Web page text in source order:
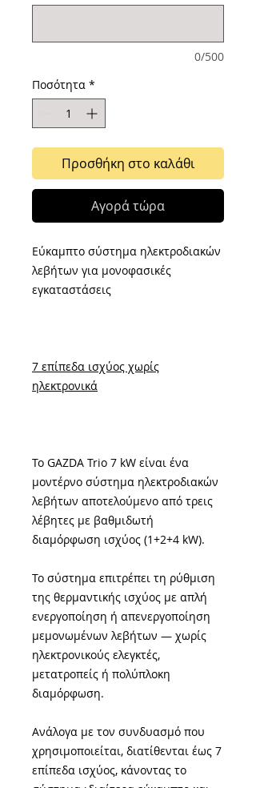
0/500
Ποσότητα *
Προσθήκη στο καλάθι
Αγορά τώρα
Εύκαμπτο σύστημα ηλεκτροδιακών
λεβήτων για μονοφασικές
εγκαταστάσεις
7 επίπεδα ισχύος χωρίς
ηλεκτρονικά
Το GAZDA Trio 7 kW είναι ένα
μοντέρνο σύστημα ηλεκτροδιακών
λεβήτων αποτελούμενο από τρεις
λέβητες με βαθμιδωτή
διαμόρφωση ισχύος (1+2+4 kW).
Το σύστημα επιτρέπει τη ρύθμιση
της θερμαντικής ισχύος με απλή
ενεργοποίηση ή απενεργοποίηση
μεμονωμένων λεβήτων — χωρίς
ηλεκτρονικούς ελεγκτές,
μετατροπείς ή πολύπλοκη
διαμόρφωση.
Ανάλογα με τον συνδυασμό που
χρησιμοποιείται, διατίθενται έως 7
επίπεδα ισχύος, κάνοντας το